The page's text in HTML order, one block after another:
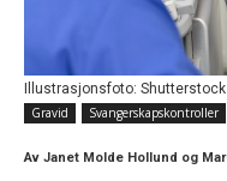
Illustrasjonsfoto: Shutterstock
Gravid
Svangerskapskontroller
Av Janet Molde Hollund og